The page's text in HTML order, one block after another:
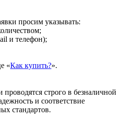
просим указывать:
и телефон);
«Как купить?».
строго в безналичной
и соответствие
стандартов.